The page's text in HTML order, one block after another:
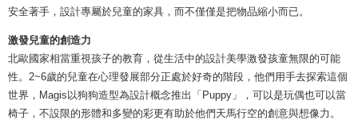
安全著手，設計專屬於兒童的家具，而不僅僅是把物品縮小而已。
激發兒童的創造力
北歐國家相當重視孩子的教育，從生活中的設計美學激發孩童無限的可能
性。2~6歲的兒童在心理發展部分正處於好奇的階段，他們用手去探索這個
世界，Magis以狗狗造型為設計概念推出「Puppy」，可以是玩偶也可以當
椅子，不設限的形體和多變的彩更有助於他們天馬行空的創意與想像力。